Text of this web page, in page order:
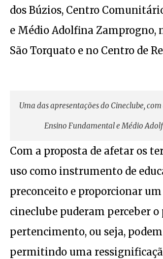
dos Búzios, Centro
e Médio Adolfina Zamprogno,
São Torquato e no Centro de
Uma das apresentações do Cineclube,
Ensino Fundamental e Médio
Com a proposta de afetar os
uso como instrumento de
preconceito e proporcionar
cineclube puderam perceber
pertencimento, ou seja,
permitindo uma